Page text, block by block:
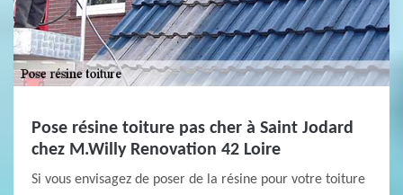
Pose résine toiture pas cher à Saint Jodard
chez M.Willy Renovation 42 Loire
Si vous envisagez de poser de la résine pour votre toiture